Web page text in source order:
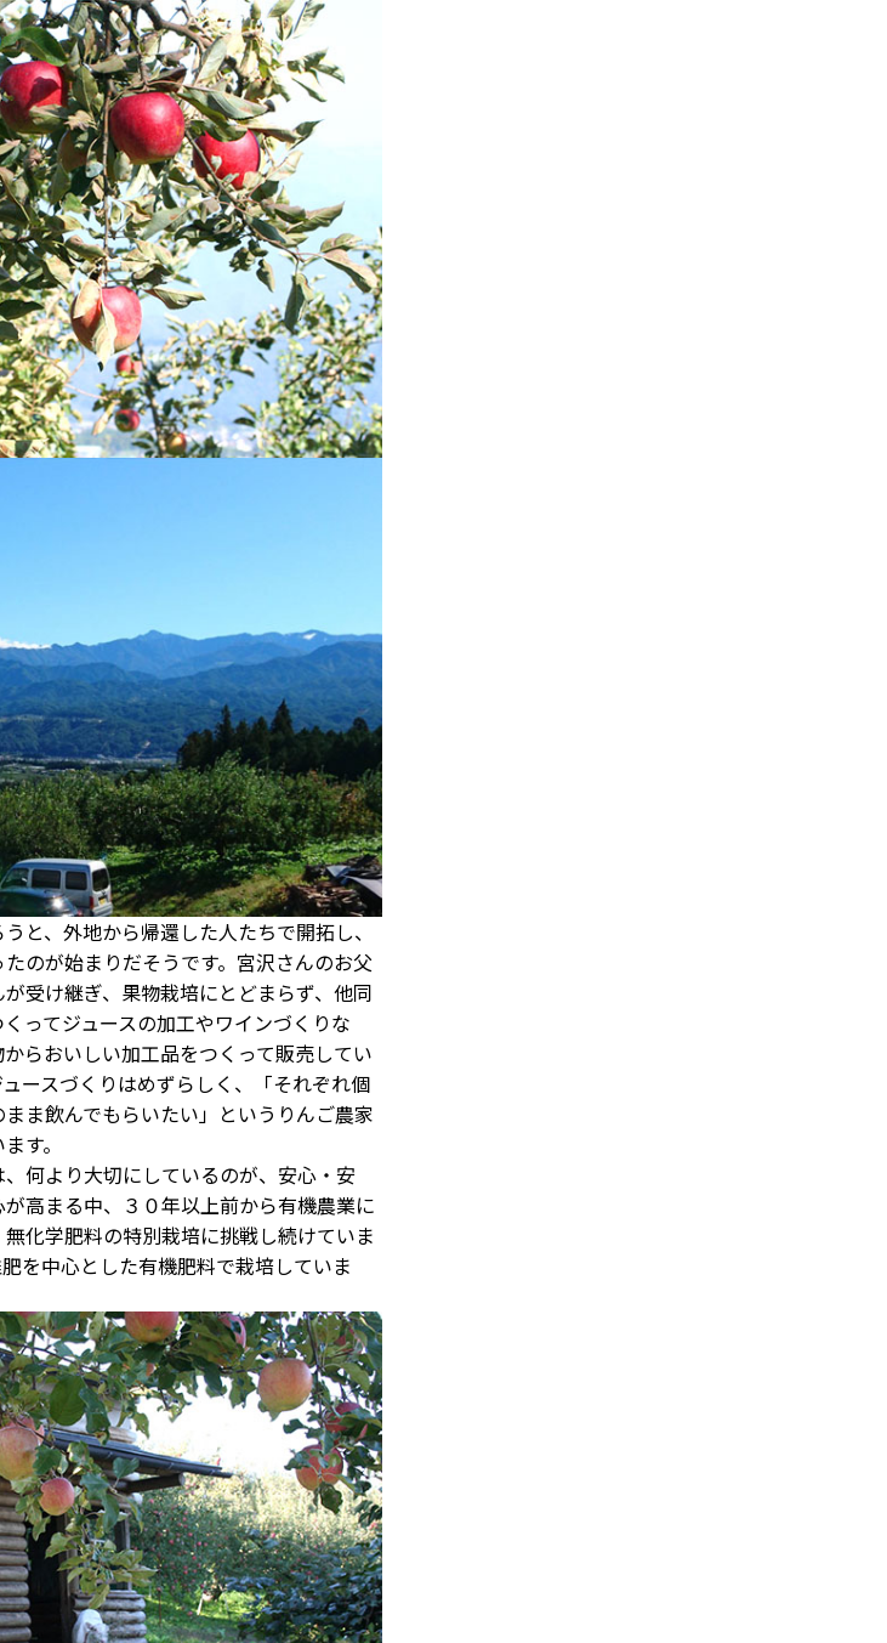
と、外地から帰還した人たちで開拓し、
のが始まりだそうです。宮沢さんのお父
受け継ぎ、果物栽培にとどまらず、他同
ってジュースの加工やワインづくりな
らおいしい加工品をつくって販売してい
ースづくりはめずらしく、「それぞれ個
ま飲んでもらいたい」というりんご農家
す。
何より大切にしているのが、安心・安
高まる中、３０年以上前から有機農業に
化学肥料の特別栽培に挑戦し続けていま
を中心とした有機肥料で栽培していま